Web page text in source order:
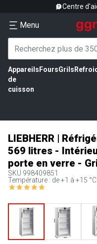
Centre
Menu
Appareils
de
cuisson
FoursGrils
LIEBHERR |
569 litres -
porte en verre -
SKU 998409851
Température : de +1 à +15 °C